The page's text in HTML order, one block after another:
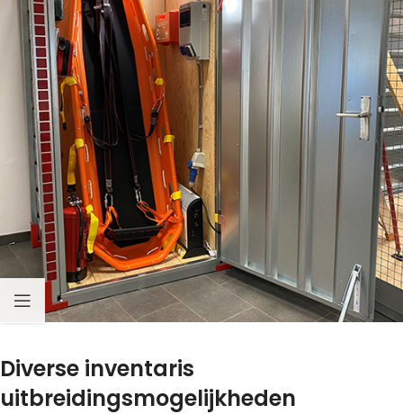
Diverse inventaris
uitbreidingsmogelijkheden